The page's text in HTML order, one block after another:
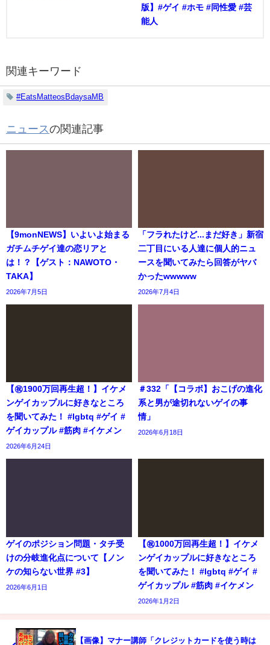
版】#ゲイ #ホモ #同性愛 #芸
能人
関連キーワード
#EatsMatteosBdaysaMB
ニュースの関連記事
【9monNEWS】いよいよ始まる
ガチムチゲイ達の恋リアと
は！？【ゲスト：NAWOTO・
TAKA】
2026年7月5日
「フラれたけど...まだ好き」新宿
二丁目にいる人達に個人的ニュ
ースを聞いてみたら回答がヤバ
かったwwwww
2026年7月4日
【㊗️1900万回再生超！】イケメ
ンゲイカップルに好きなところ
を聞いてみた！ #lgbtq #ゲイ #
ゲイカップル #筋肉 #イケメン
2026年6月24日
＃332「【コラボ】おこげの進化
系と男が途切れないゲイの事
情」
2026年6月18日
ゲイのポジション問題・タチ受
けの分岐進化点について【ノン
ケの知らない世界 #3】
2026年6月1日
【㊗️1000万回再生超！】イケメ
ンゲイカップルに好きなところ
を聞いてみた！ #lgbtq #ゲイ #
ゲイカップル #筋肉 #イケメン
2026年1月2日
【画像】マナー講師「クレジットカードを使う時は